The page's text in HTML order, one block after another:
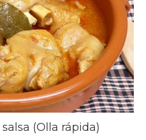
(Olla rápida)